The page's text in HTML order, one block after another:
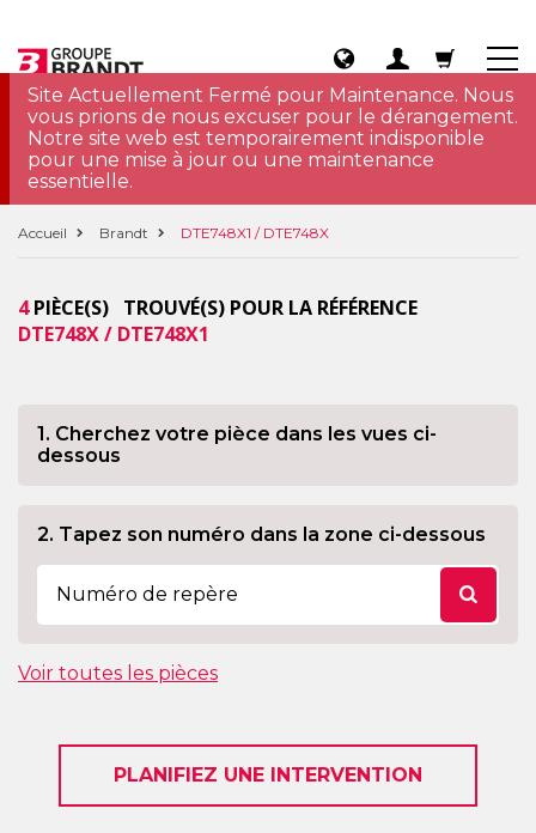
Site Actuellement Fermé pour Maintenance. Nous
vous prions de nous excuser pour le dérangement.
Notre site web est temporairement indisponible
pour une mise à jour ou une maintenance
essentielle.
Accueil Brandt DTE748X1 / DTE748X
4PIÈCE(S) TROUVÉ(S) POUR LA RÉFÉRENCE
DTE748X / DTE748X1
1. Cherchez votre pièce dans les vues ci-
dessous
2. Tapez son numéro dans la zone ci-dessous
Voir toutes les pièces
PLANIFIEZ UNE INTERVENTION